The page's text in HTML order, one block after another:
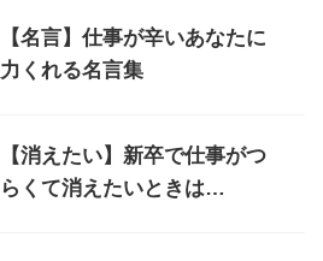
【名言】仕事が辛いあなたに
力くれる名言集
【消えたい】新卒で仕事がつ
らくて消えたいときは…